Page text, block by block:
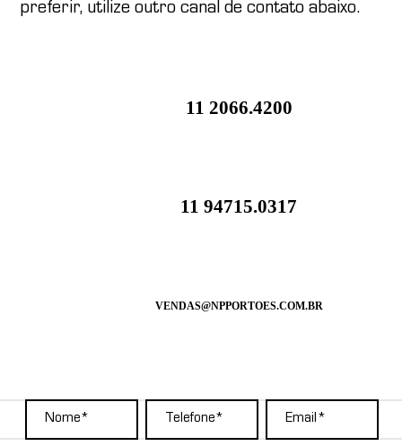
preferir, utilize outro canal de contato abaixo.
11 2066.4200
11 94715.0317
VENDAS@NPPORTOES.COM.BR